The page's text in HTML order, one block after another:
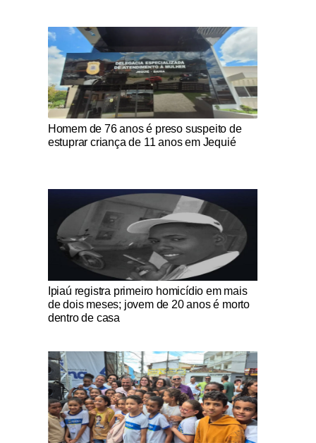
Notícias Católicas
Homem de 76 anos é preso suspeito de
estuprar criança de 11 anos em Jequié
Notícias Católicas
Ipiaú registra primeiro homicídio em mais
de dois meses; jovem de 20 anos é morto
dentro de casa